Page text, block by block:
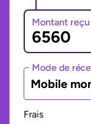
Montant reçu
Mode de
Mobile
Frais